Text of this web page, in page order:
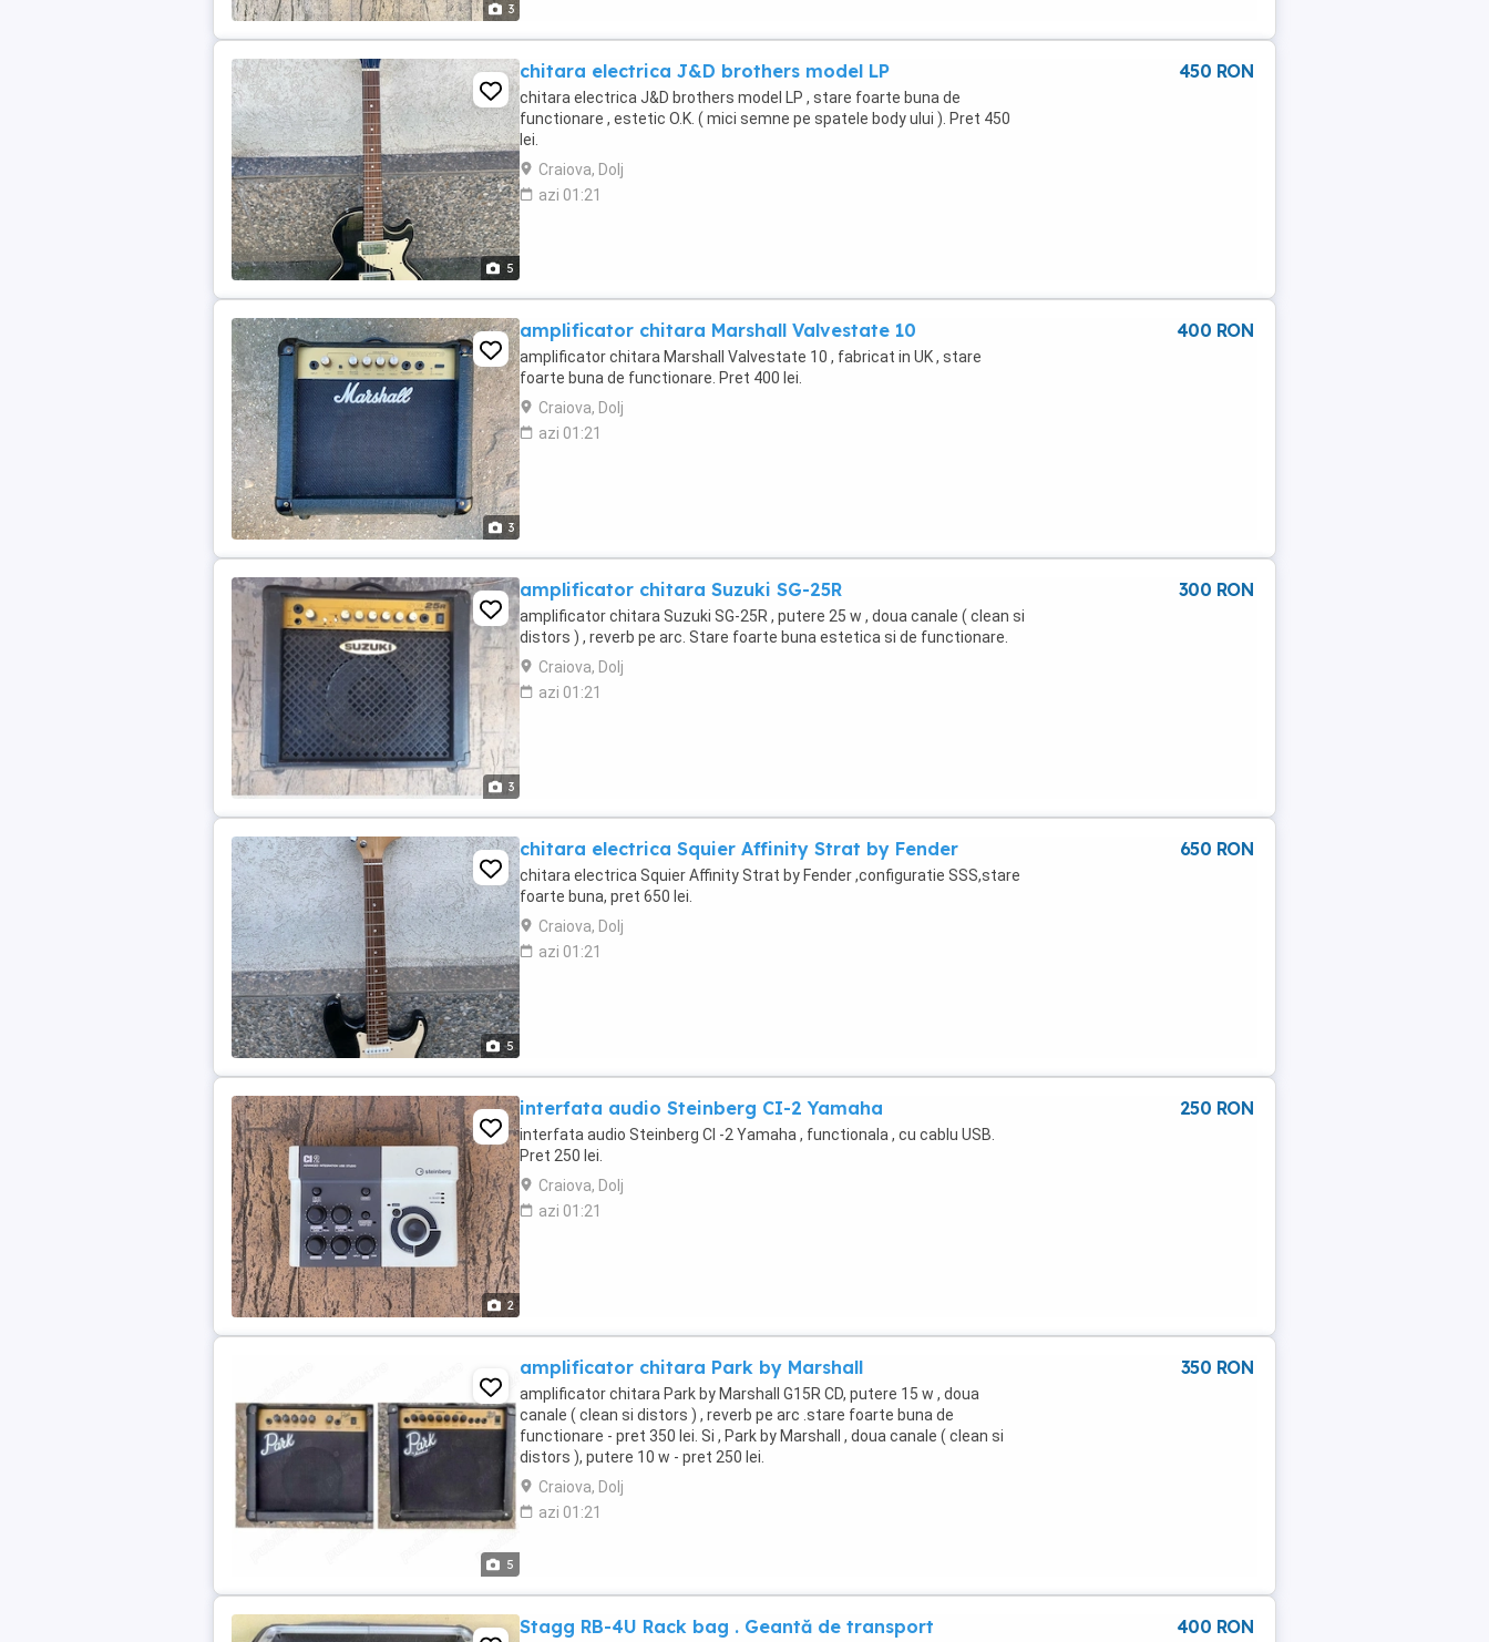
3
5
chitara electrica J&D brothers model LP
chitara electrica J&D brothers model LP , stare foarte buna de
functionare , estetic O.K. ( mici semne pe spatele body ului ). Pret 450
lei.
Craiova, Dolj
azi 01:21
450 RON
3
amplificator chitara Marshall Valvestate 10
amplificator chitara Marshall Valvestate 10 , fabricat in UK , stare
foarte buna de functionare. Pret 400 lei.
Craiova, Dolj
azi 01:21
400 RON
3
amplificator chitara Suzuki SG-25R
amplificator chitara Suzuki SG-25R , putere 25 w , doua canale ( clean si
distors ) , reverb pe arc. Stare foarte buna estetica si de functionare.
Craiova, Dolj
azi 01:21
300 RON
5
chitara electrica Squier Affinity Strat by Fender
chitara electrica Squier Affinity Strat by Fender ,configuratie SSS,stare
foarte buna, pret 650 lei.
Craiova, Dolj
azi 01:21
650 RON
2
interfata audio Steinberg CI-2 Yamaha
interfata audio Steinberg CI -2 Yamaha , functionala , cu cablu USB.
Pret 250 lei.
Craiova, Dolj
azi 01:21
250 RON
5
amplificator chitara Park by Marshall
amplificator chitara Park by Marshall G15R CD, putere 15 w , doua
canale ( clean si distors ) , reverb pe arc .stare foarte buna de
functionare - pret 350 lei. Si , Park by Marshall , doua canale ( clean si
distors ), putere 10 w - pret 250 lei.
Craiova, Dolj
azi 01:21
350 RON
Stagg RB-4U Rack bag . Geantă de transport 400 RON